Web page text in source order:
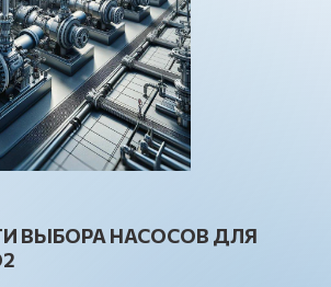
ВЫБОРА НАСОСОВ ДЛЯ